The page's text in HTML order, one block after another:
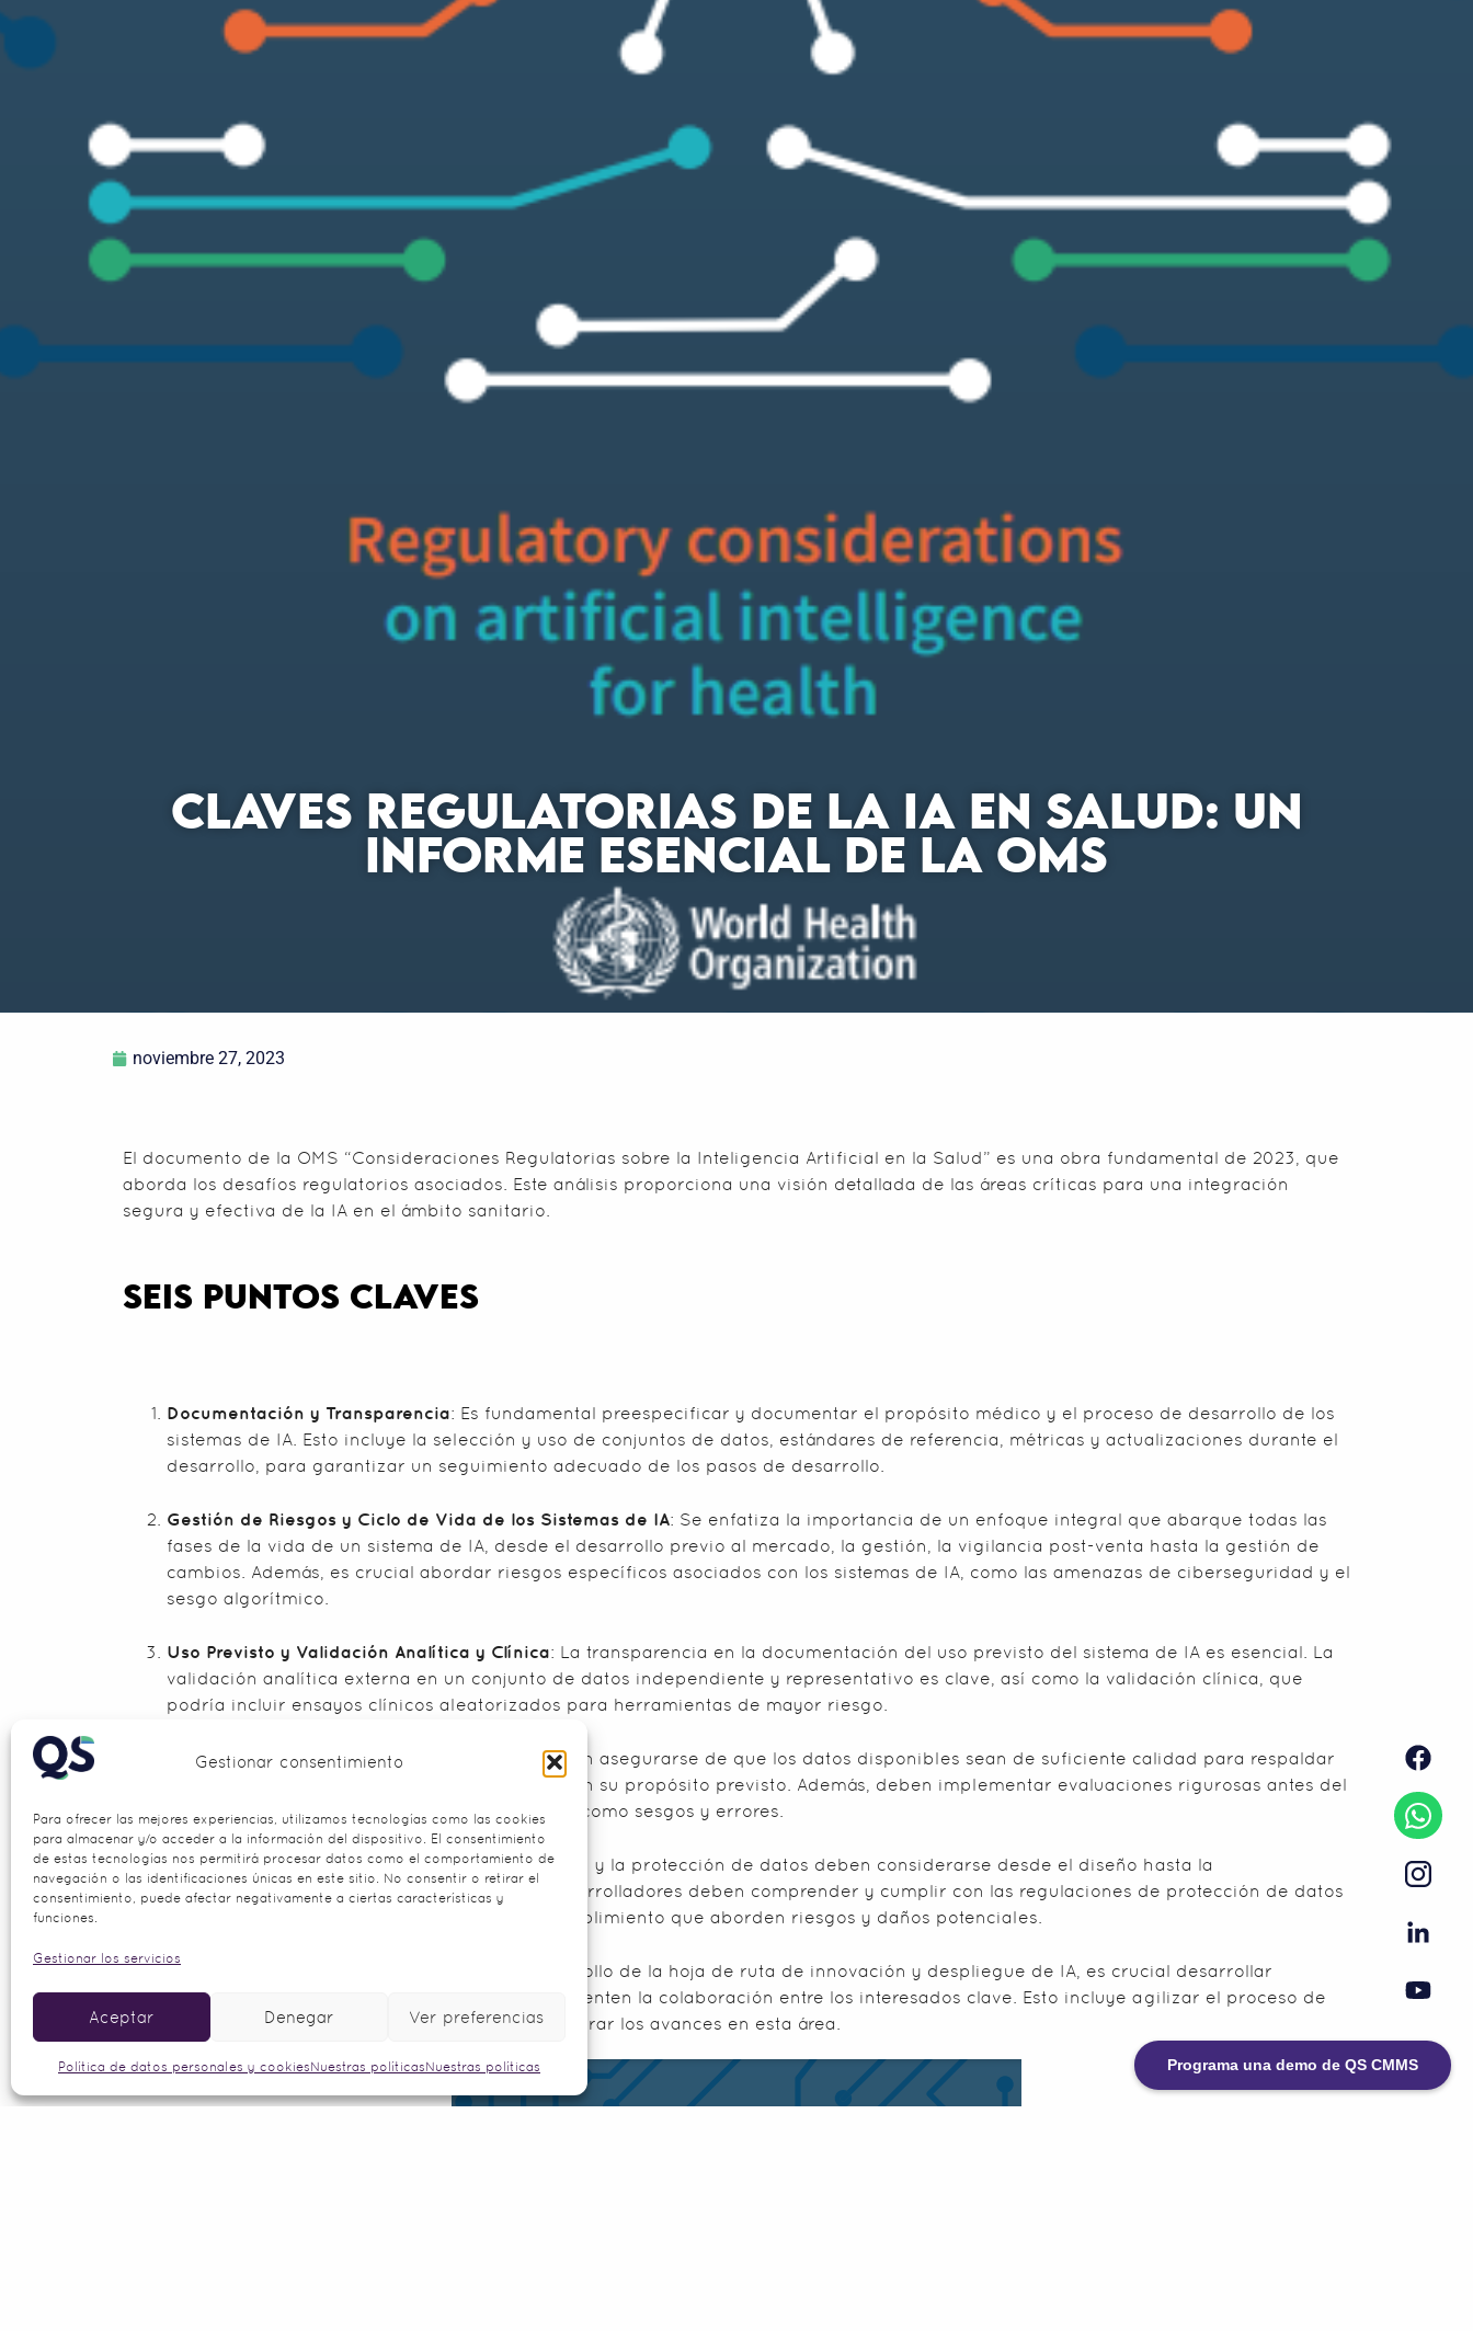
Programa una demo de QS CMMS
Gestionar consentimiento
Para ofrecer las mejores experiencias, utilizamos tecnologías como las cookies
para almacenar y/o acceder a la información del dispositivo. El consentimiento
de estas tecnologías nos permitirá procesar datos como el comportamiento de
navegación o las identificaciones únicas en este sitio. No consentir o retirar el
consentimiento, puede afectar negativamente a ciertas características y
funciones.
Gestionar los servicios
Aceptar Denegar Ver preferencias
Política de datos personales y cookiesNuestras políticasNuestras políticas
CLAVES REGULATORIAS DE LA IA EN SALUD: UN
INFORME ESENCIAL DE LA OMS
noviembre 27, 2023
El documento de la OMS “Consideraciones Regulatorias sobre la Inteligencia Artificial en la Salud” es una obra fundamental de 2023, que
aborda los desafíos regulatorios asociados. Este análisis proporciona una visión detallada de las áreas críticas para una integración
segura y efectiva de la IA en el ámbito sanitario.
SEIS PUNTOS CLAVES
Documentación y Transparencia: Es fundamental preespecificar y documentar el propósito médico y el proceso de desarrollo de los
sistemas de IA. Esto incluye la selección y uso de conjuntos de datos, estándares de referencia, métricas y actualizaciones durante el
desarrollo, para garantizar un seguimiento adecuado de los pasos de desarrollo.
Gestión de Riesgos y Ciclo de Vida de los Sistemas de IA: Se enfatiza la importancia de un enfoque integral que abarque todas las
fases de la vida de un sistema de IA, desde el desarrollo previo al mercado, la gestión, la vigilancia post-venta hasta la gestión de
cambios. Además, es crucial abordar riesgos específicos asociados con los sistemas de IA, como las amenazas de ciberseguridad y el
sesgo algorítmico.
Uso Previsto y Validación Analítica y Clínica: La transparencia en la documentación del uso previsto del sistema de IA es esencial. La
validación analítica externa en un conjunto de datos independiente y representativo es clave, así como la validación clínica, que
podría incluir ensayos clínicos aleatorizados para herramientas de mayor riesgo.
Calidad de los Datos: Los desarrolladores deben asegurarse de que los datos disponibles sean de suficiente calidad para respaldar
el desarrollo de sistemas de IA que cumplan con su propósito previsto. Además, deben implementar evaluaciones rigurosas antes del
lanzamiento para evitar amplificar problemas como sesgos y errores.
Privacidad y Protección de Datos: La privacidad y la protección de datos deben considerarse desde el diseño hasta la
implementación de los sistemas de IA. Los desarrolladores deben comprender y cumplir con las regulaciones de protección de datos
aplicables, implementando programas de cumplimiento que aborden riesgos y daños potenciales.
Compromiso y Colaboración
: Durante el desarrollo de la hoja de ruta de innovación y despliegue de IA, es crucial desarrollar
plataformas accesibles e informativas que fomenten la colaboración entre los interesados clave. Esto incluye agilizar el proceso de
supervisión de la regulación de la IA para acelerar los avances en esta área.